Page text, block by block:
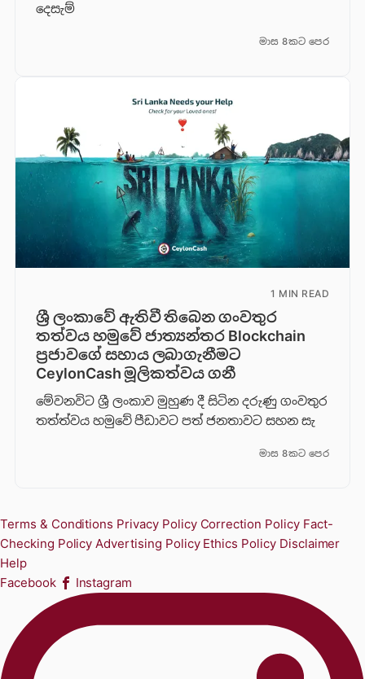
දෙසැම්
මාස 8කට පෙර
1 MIN READ
ශ්‍රී ලංකාවේ ඇතිවී තිබෙන ගංවතුර
තත්වය හමුවේ ජාත්‍යන්තර Blockchain
ප්‍රජාවගේ සහාය ලබාගැනීමට
CeylonCash මූලිකත්වය ග​නී
මේවනවිට ශ්‍රී ලංකාව මුහුණ දී සිටින දරුණු ගංවතුර
තත්ත්වය හමුවේ පීඩාවට පත් ජනතාවට සහන සැ
මාස 8කට පෙර
Terms & Conditions Privacy Policy Correction Policy Fact-
Checking Policy Advertising Policy Ethics Policy Disclaimer
Help
Facebook
Instagram